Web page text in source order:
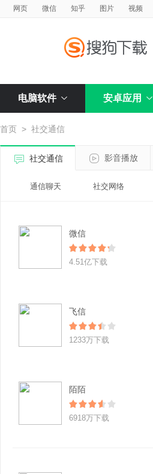
网页 微信 知乎 图片 视频
电脑软件 安卓应用
首页 > 社交通信
社交通信 影音播放
通信聊天 社交网络
微信
4.51亿下载
飞信
1233万下载
陌陌
6918万下载